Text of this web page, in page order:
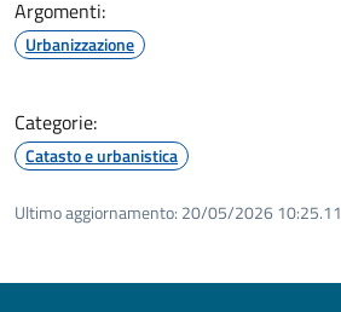
Argomenti:
Urbanizzazione
Categorie:
Catasto e urbanistica
Ultimo aggiornamento: 20/05/2026 10:25.11